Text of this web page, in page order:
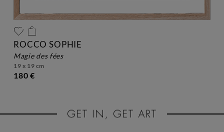
ROCCO SOPHIE
magie des fées
19 x 19 cm
180 €